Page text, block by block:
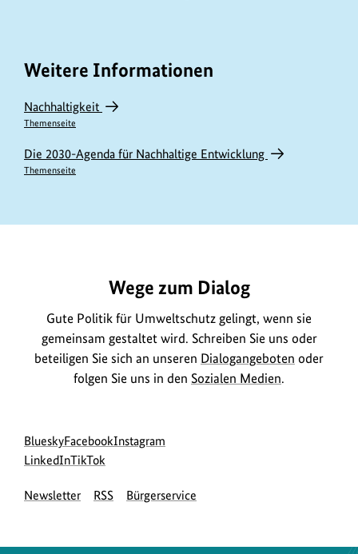
Weitere Informationen
Nachhaltigkeit
Themenseite
Die 2030-Agenda für Nachhaltige Entwicklung
Themenseite
Wege zum Dialog
Gute Politik für Umweltschutz gelingt, wenn sie
gemeinsam gestaltet wird. Schreiben Sie uns oder
beteiligen Sie sich an unseren Dialogangeboten oder
folgen Sie uns in den Sozialen Medien.
Social
Media
Blueskyzur
Bluesky-
des
Facebookzur
des
Instagram
des
LinkedInzur
Seite
zur
Seite
TikTok
Newsletter RSS Bürgerservice